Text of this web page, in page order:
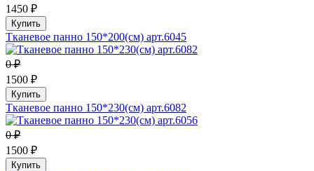
1450 ₽
Купить
Тканевое панно 150*200(см) арт.6045
0 ₽
1500 ₽
Купить
Тканевое панно 150*230(см) арт.6082
0 ₽
1500 ₽
Купить